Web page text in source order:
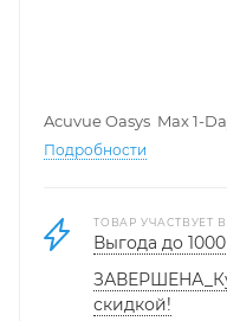
Acuvue Oasys Max 1-
Подробности
ТОВАР УЧАСТВУЕТ
Выгода до
скидкой!